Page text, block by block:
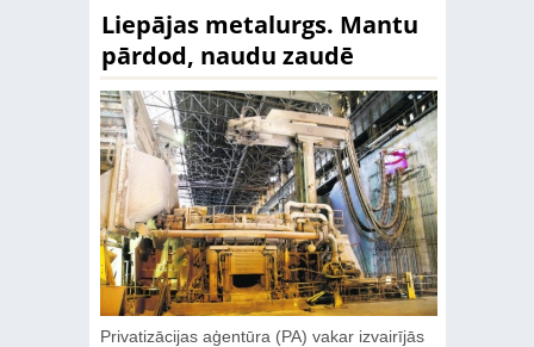
Liepājas metalurgs. Mantu
pārdod, naudu zaudē
Privatizācijas aģentūra (PA) vakar izvairījās